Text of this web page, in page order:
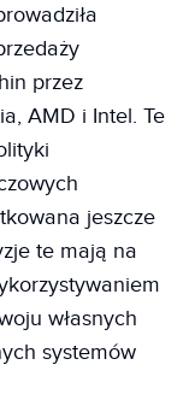
przez
AMD i Intel. Te
jeszcze
te mają na
własnych
systemów